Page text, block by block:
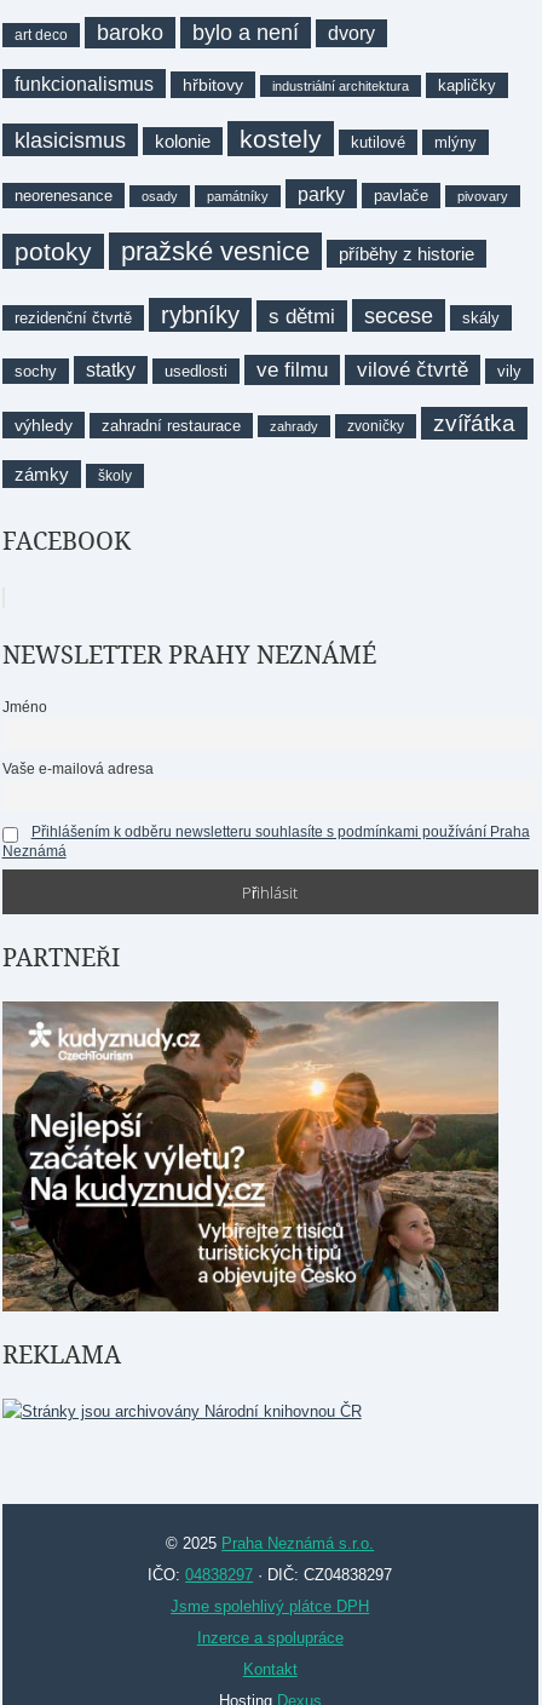
art deco baroko bylo a není dvory
funkcionalismus hřbitovy industriální architektura kapličky
klasicismus kolonie kostely kutilové mlýny
neorenesance osady památníky parky pavlače pivovary
potoky pražské vesnice příběhy z historie
rezidenční čtvrtě rybníky s dětmi secese skály
sochy statky usedlosti ve filmu vilové čtvrtě vily
výhledy zahradní restaurace zahrady zvoničky zvířátka
zámky školy
FACEBOOK
NEWSLETTER PRAHY NEZNÁMÉ
Jméno
Vaše e-mailová adresa
Přihlášením k odběru newsletteru souhlasíte s podmínkami používání Praha
Neznámá
PARTNEŘI
REKLAMA
© 2025 Praha Neznámá s.r.o.
IČO:04838297 · DIČ: CZ04838297
Jsme spolehlivý plátce DPH
Inzerce a spolupráce
Kontakt
Hosting Dexus